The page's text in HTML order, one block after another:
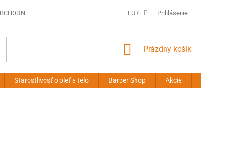
PODMIENKY PREDLŽOVANIE VLASOV - OBCHODNÉ PODMIENKY
EUR Prihlásenie
NÁKUPNÝ
Prázdny košík
Starostlivosť o pleť a telo Barber Shop Akcie